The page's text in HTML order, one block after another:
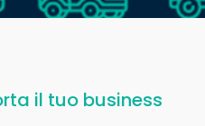
il tuo business